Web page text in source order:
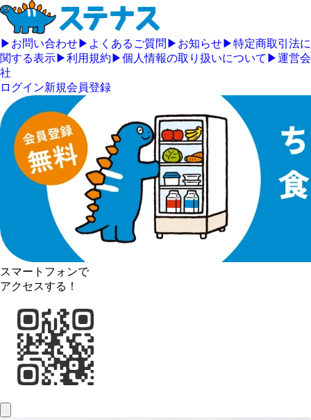
▶ お問い合わせ▶ よくあるご質問 ▶ お知らせ▶特定商取引法に
関する表示▶利用規約 ▶個人情報の取り扱いについて ▶運営会
社
ログイン新規会員登録
スマートフォンで
アクセスする！